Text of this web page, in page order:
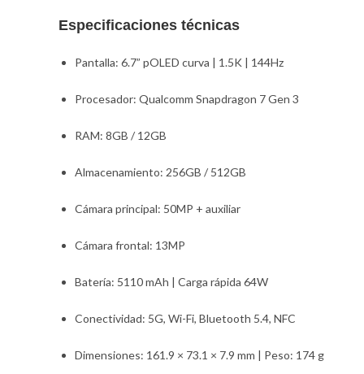
Especificaciones técnicas
Pantalla: 6.7” pOLED curva | 1.5K | 144Hz
Procesador: Qualcomm Snapdragon 7 Gen 3
RAM: 8GB / 12GB
Almacenamiento: 256GB / 512GB
Cámara principal: 50MP + auxiliar
Cámara frontal: 13MP
Batería: 5110 mAh | Carga rápida 64W
Conectividad: 5G, Wi-Fi, Bluetooth 5.4, NFC
Dimensiones: 161.9 × 73.1 × 7.9 mm | Peso: 174 g